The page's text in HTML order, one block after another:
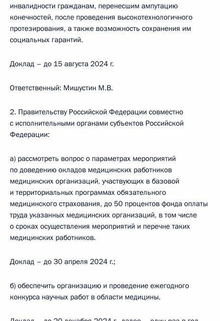
инвалидности гражданам, перенесшим ампутацию
конечностей, после проведения высокотехнологичного
протезирования, а также возможность сохранения им
социальных гарантий.
Доклад – до 15 августа 2024 г.
Ответственный: Мишустин М.В.
2. Правительству Российской Федерации совместно
с исполнительными органами субъектов Российской
Федерации:
а) рассмотреть вопрос о параметрах мероприятий
по доведению окладов медицинских работников
медицинских организаций, участвующих в базовой
и территориальных программах обязательного
медицинского страхования, до 50 процентов фонда оплаты
труда указанных медицинских организаций, в том числе
о сроках осуществления мероприятий и перечне таких
медицинских работников.
Доклад – до 30 апреля 2024 г.;
б) обеспечить организацию и проведение ежегодного
конкурса научных работ в области медицины.